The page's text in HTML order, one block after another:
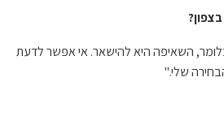
השאיפה היא להישאר. אי אפשר לדעת
שלי."